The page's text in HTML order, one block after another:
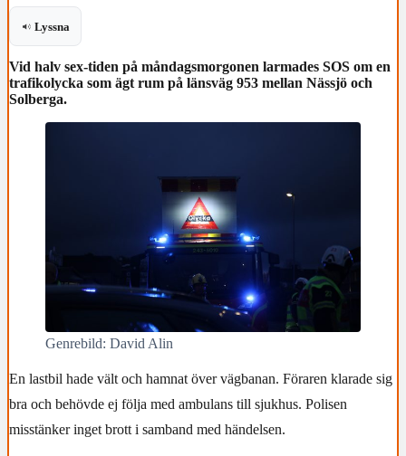
Lyssna
Vid halv sex-tiden på måndagsmorgonen larmades SOS om en
trafikolycka som ägt rum på länsväg 953 mellan Nässjö och
Solberga.
Genrebild: David Alin
En lastbil hade vält och hamnat över vägbanan. Föraren klarade sig
bra och behövde ej följa med ambulans till sjukhus. Polisen
misstänker inget brott i samband med händelsen.